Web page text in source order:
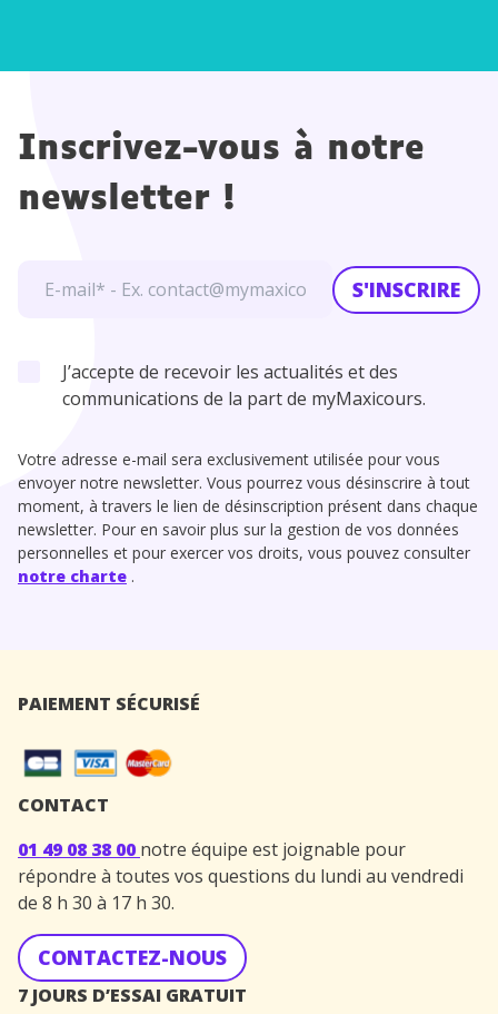
Inscrivez-vous à notre
newsletter !
S'INSCRIRE
J’accepte de recevoir les actualités et des
communications de la part de myMaxicours.
Votre adresse e-mail sera exclusivement utilisée pour vous
envoyer notre newsletter. Vous pourrez vous désinscrire à tout
moment, à travers le lien de désinscription présent dans chaque
newsletter. Pour en savoir plus sur la gestion de vos données
personnelles et pour exercer vos droits, vous pouvez consulter
notre charte .
PAIEMENT SÉCURISÉ
CONTACT
01 49 08 38 00 notre équipe est joignable pour
répondre à toutes vos questions du lundi au vendredi
de 8 h 30 à 17 h 30.
CONTACTEZ-NOUS
7 JOURS D’ESSAI GRATUIT